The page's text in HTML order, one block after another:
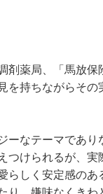
薬局、「馬放保
を持ちながらそ
なテーマであり
つけられるが、
らしく安定感の